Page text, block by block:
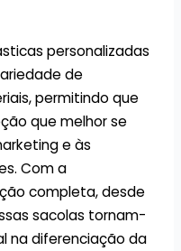
personalizadas
de
permitindo que
que melhor se
e às
Com a
completa, desde
sacolas tornam-
na diferenciação da